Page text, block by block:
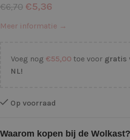
€6,70 €5,36
Meer informatie →
Voeg nog €55,00 toe voor gratis
NL!
Op voorraad
Waarom kopen bij de Wolkast?